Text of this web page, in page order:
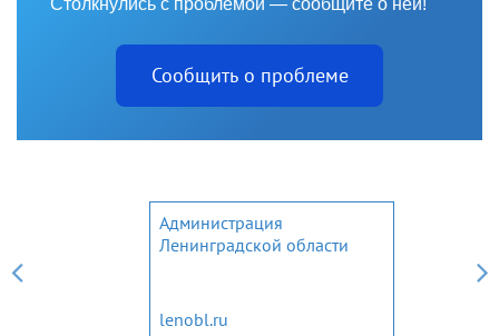
Сообщить о проблеме
Администрация
Ленинградской области
lenobl.ru